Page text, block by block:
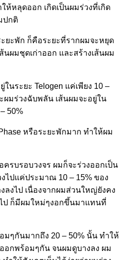
ห้หลุดออก เกิดเป็นผมร่วงที่เกิด
ปกติ
ยะพัก ก็คือระยะที่รากผมจะหยุด
นผมชุดเก่าออก และสร้างเส้นผม
นระยะ Telogen แค่เพียง 10 –
ผมร่วงฉับพลัน เส้นผมจะอยู่ใน
50%
หรือระยะพักมาก ทำให้ผม
ครบรอบวงจร ผมก็จะร่วงออกเป็น
ไปแค่ประมาณ 10 – 15% ของ
ลงไป เนื่องจากผมส่วนใหญ่ยังคง
ป ก็มีผมใหม่ๆงอกขึ้นมาแทนที่
มๆกันมากถึง 20 – 50% นั้น ทำให้
อกพร้อมๆกัน จนผมดูบางลง ผม